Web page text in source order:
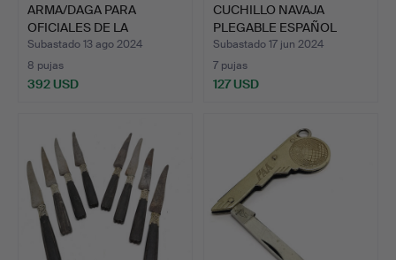
ARMA/DAGA PARA
OFICIALES DE LA
LUFTWAFFE A…
Subastado 13 ago 2024
8 pujas
392 USD
CUCHILLO NAVAJA
PLEGABLE ESPAÑOL
ANTIGUO D…
Subastado 17 jun 2024
7 pujas
127 USD